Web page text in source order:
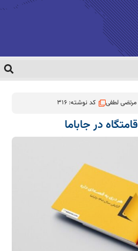
مرتضی لطفی کد نوشته: 316